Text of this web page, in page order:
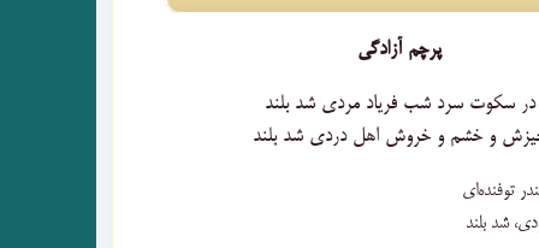
پرچم آزادگی
در سکوت سرد شب فریاد مردی شد بلند
و خشم و خروش اهل دردی شد بلند
توفنده‌ای
شد بلند